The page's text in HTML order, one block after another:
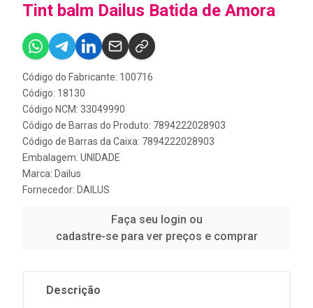
Tint balm Dailus Batida de Amora
Código do Fabricante: 100716
Código: 18130
Código NCM: 33049990
Código de Barras do Produto: 7894222028903
Código de Barras da Caixa: 7894222028903
Embalagem: UNIDADE
Marca: Dailus
Fornecedor: DAILUS
Faça seu login ou
cadastre-se para ver preços e comprar
Descrição